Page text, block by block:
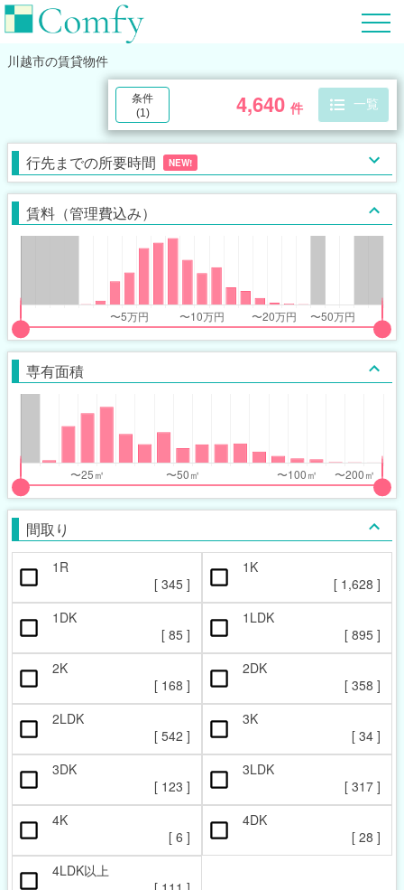
川越市の賃貸物件
4,640 件 一覧
条件
(1 )
行先までの所要時間 NEW!
賃料（管理費込み）
専有面積
間取り
1R
[ 345 ]
1K
[ 1,628 ]
1DK
[ 85 ]
1LDK
[ 895 ]
2K
[ 168 ]
2DK
[ 358 ]
2LDK
[ 542 ]
3K
[ 34 ]
3DK
[ 123 ]
3LDK
[ 317 ]
4K
[ 6 ]
4DK
[ 28 ]
4LDK以上